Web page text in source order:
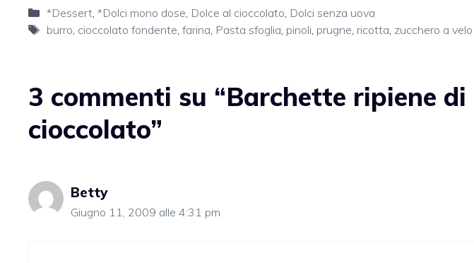
Categorie
*Dessert, *Dolci mono dose, Dolce al cioccolato, Dolci senza uova
Tag
burro, cioccolato fondente, farina, Pasta sfoglia, pinoli, prugne, ricotta, zucchero a velo
3 commenti su “Barchette ripiene
cioccolato”
Betty
Giugno 11, 2009 alle 4:31 pm